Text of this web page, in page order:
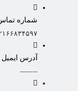
شماره
آدرس ایمیل
-------